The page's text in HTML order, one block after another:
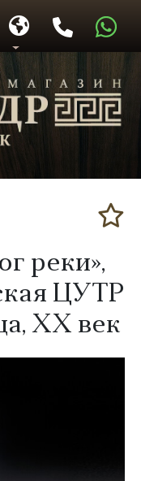
реки»,
ЦУТР
XX век